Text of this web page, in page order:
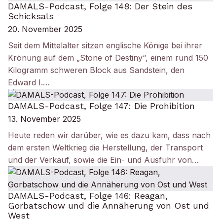
DAMALS-Podcast, Folge 148: Der Stein des
Schicksals
20. November 2025
Seit dem Mittelalter sitzen englische Könige bei ihrer
Krönung auf dem „Stone of Destiny“, einem rund 150
Kilogramm schweren Block aus Sandstein, den
Edward I.…
DAMALS-Podcast, Folge 147: Die Prohibition
13. November 2025
Heute reden wir darüber, wie es dazu kam, dass nach
dem ersten Weltkrieg die Herstellung, der Transport
und der Verkauf, sowie die Ein- und Ausfuhr von…
DAMALS-Podcast, Folge 146: Reagan,
Gorbatschow und die Annäherung von Ost und
West